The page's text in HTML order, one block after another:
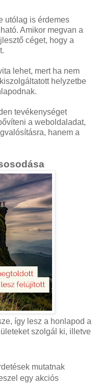
utólag is érdemes
Amikor megvan a
céget, hogy a
lehet, mert ha nem
helyzetbe
tevékenységet
a weboldaladat,
hanem a
így lesz a honlapod a
szolgál ki, illetve
mutatnak
egy akciós